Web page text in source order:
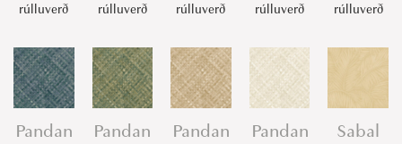
rúlluverð
rúlluverð
rúlluverð
rúlluverð
rúlluverð
Pandan
Pandan
Pandan
Pandan
Sabal